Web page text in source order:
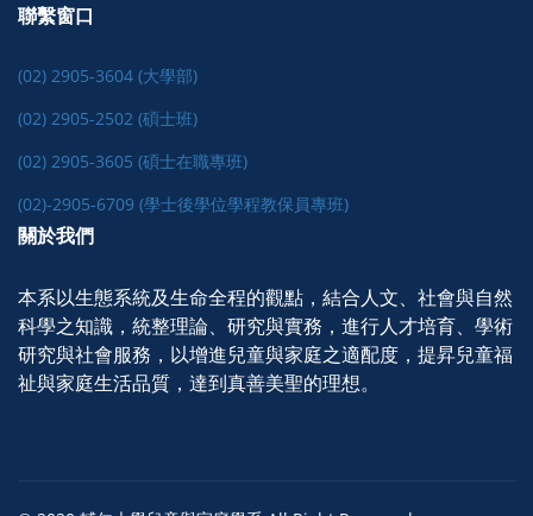
聯繫窗口
(02) 2905-3604 (大學部)
(02) 2905-2502 (碩士班)
(02) 2905-3605 (碩士在職專班)
(02)-2905-6709 (學士後學位學程教保員專班)
關於我們
本系以生態系統及生命全程的觀點，結合人文、社會與自然
科學之知識，統整理論、研究與實務，進行人才培育、學術
研究與社會服務，以增進兒童與家庭之適配度，提昇兒童福
祉與家庭生活品質，達到真善美聖的理想。